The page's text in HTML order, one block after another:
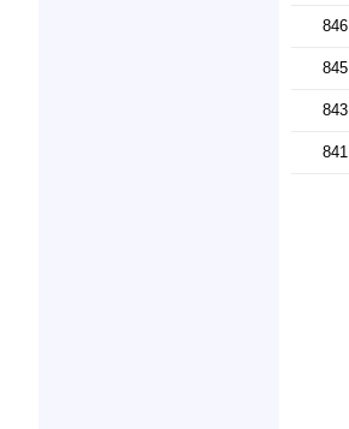
846
845
843
841